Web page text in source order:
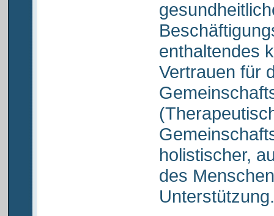
enthaltendes
Vertrauen für
holistischer,
des
Unterstützung.